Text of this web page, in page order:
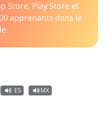
Store, Play Store et
apprenants dans le
ES MX